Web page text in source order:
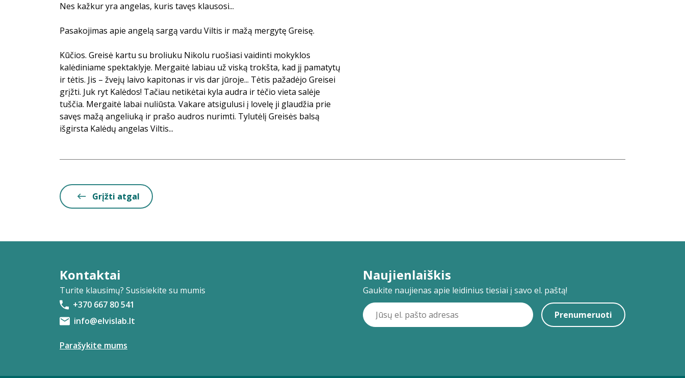
Nes kažkur yra angelas, kuris tavęs klausosi...
Pasakojimas apie angelą sargą vardu Viltis ir mažą mergytę Greisę.
Kūčios. Greisė kartu su broliuku Nikolu ruošiasi vaidinti mokyklos
kalėdiniame spektaklyje. Mergaitė labiau už viską trokšta, kad jį pamatytų
ir tėtis. Jis – žvejų laivo kapitonas ir vis dar jūroje... Tėtis pažadėjo Greisei
grįžti. Juk ryt Kalėdos! Tačiau netikėtai kyla audra ir tėčio vieta salėje
tuščia. Mergaitė labai nuliūsta. Vakare atsigulusi į lovelę ji glaudžia prie
savęs mažą angeliuką ir prašo audros nurimti. Tylutėlį Greisės balsą
išgirsta Kalėdų angelas Viltis...
Grįžti atgal
Kontaktai
Turite klausimų? Susisiekite su mumis
+370 667 80 541
info@elvislab.lt
Parašykite mums
Naujienlaiškis
Gaukite naujienas apie leidinius tiesiai į savo el. paštą!
Prenumeruoti